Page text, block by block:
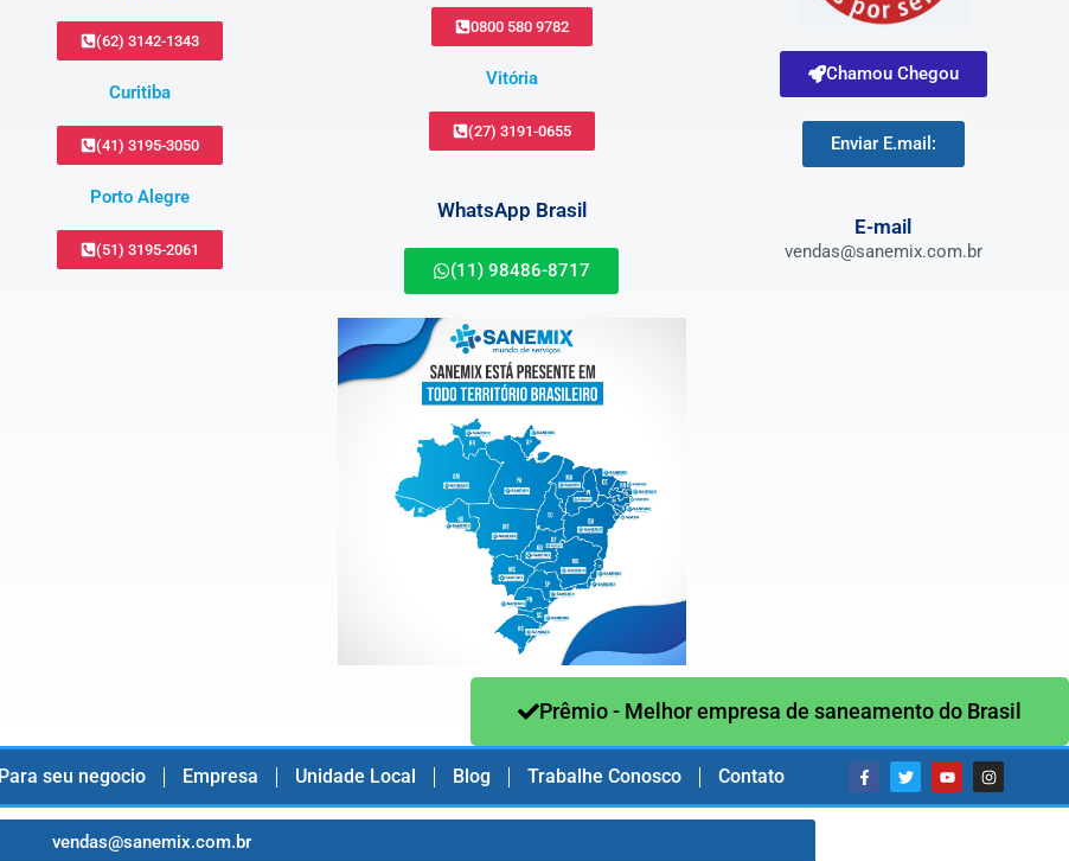
(62) 3142-1343
Curitiba
(41) 3195-3050
Porto Alegre
(51) 3195-2061
0800 580 9782
Vitória
(27) 3191-0655
WhatsApp Brasil
(11) 98486-8717
Chamou Chegou
Enviar E.mail:
E-mail
vendas@sanemix.com.br
Prêmio - Melhor empresa de saneamento do Brasil
Para seu negocio Empresa Unidade Local Blog Trabalhe Conosco Contato
vendas@sanemix.com.br